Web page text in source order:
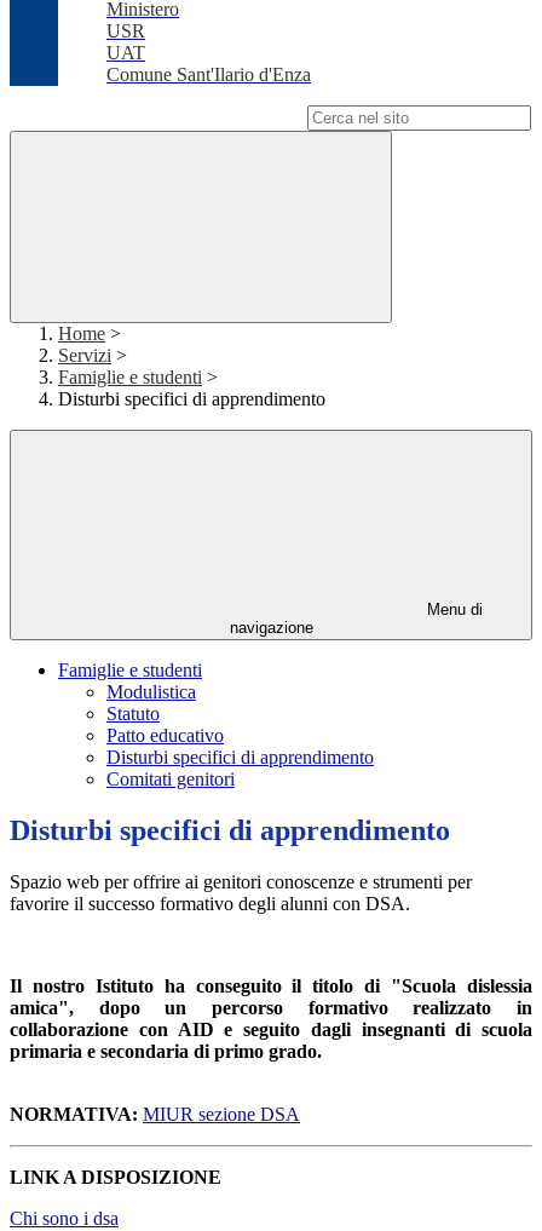
Ministero
USR
UAT
Comune Sant'Ilario d'Enza
Home >
Servizi >
Famiglie e studenti >
Disturbi specifici di apprendimento
Menu di
navigazione
Famiglie e studenti
Modulistica
Statuto
Patto educativo
Disturbi specifici di apprendimento
Comitati genitori
Disturbi specifici di apprendimento
Spazio web per offrire ai genitori conoscenze e strumenti per
favorire il successo formativo degli alunni con DSA.
Il nostro Istituto ha conseguito il titolo di "Scuola dislessia
amica", dopo un percorso formativo realizzato in
collaborazione con AID e seguito dagli insegnanti di scuola
primaria e secondaria di primo grado.
NORMATIVA: MIUR sezione DSA
LINK A DISPOSIZIONE
Chi sono i dsa